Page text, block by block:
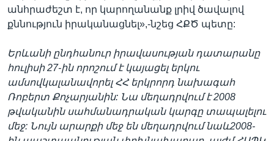
անհրաժեշտ է, որ կարողանանք լրիվ ծավալով
քննություն իրականացնել»,-նշեց ՀՔԾ պետը:
Երևանի ընդհանուր իրավասության դատարանը
հուլիսի 27-ին որոշում է կայացել երկու
ամսովկալանավորել ՀՀ երկրորդ նախագահ
Ռոբերտ Քոչարյանին: Նա մեղադրվում է2008
թվականին սահմանադրական կարգը տապալելու
մեջ: Նույն արարքի մեջ են մեղադրվում նաև2008-